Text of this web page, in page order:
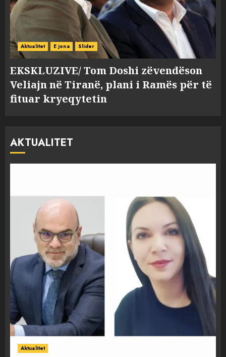
Aktualitet E jona Slider
EKSKLUZIVE/ Tom Doshi zëvendëson
Veliajn në Tiranë, plani i Ramës për të
fituar kryeqytetin
AKTUALITET
Aktualitet